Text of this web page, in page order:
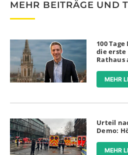
MEHR BEITRÄGE UND
100
die
Rathaus
MEHR
Urteil
Demo:
MEHR